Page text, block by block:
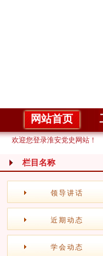
网站首页
欢迎您登录淮安党史网站！
栏目名称
领导讲话
近期动态
学会动态